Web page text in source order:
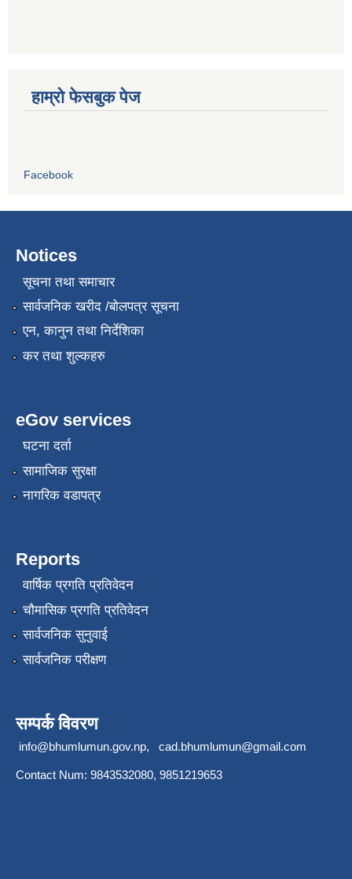
हाम्रो फेसबुक पेज
Facebook
Notices
सूचना तथा समाचार
सार्वजनिक खरीद /बोलपत्र सूचना
एन, कानुन तथा निर्देशिका
कर तथा शुल्कहरु
eGov services
घटना दर्ता
सामाजिक सुरक्षा
नागरिक वडापत्र
Reports
वार्षिक प्रगति प्रतिवेदन
चौमासिक प्रगति प्रतिवेदन
सार्वजनिक सुनुवाई
सार्वजनिक परीक्षण
सम्पर्क विवरण
info@bhumlumun.gov.np, cad.bhumlumun@gmail.com
Contact Num: 9843532080, 9851219653